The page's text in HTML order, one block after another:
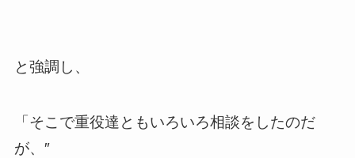
と強調し、
「そこで重役達ともいろいろ相談をしたのだ
が、″